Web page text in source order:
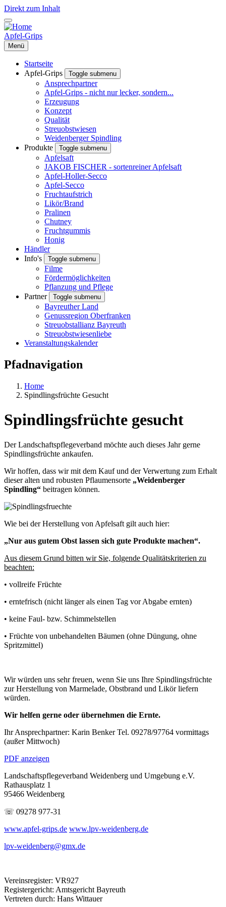
Direkt zum Inhalt
Apfel-Grips
Menü
Startseite
Apfel-Grips
Toggle submenu
Ansprechpartner
Apfel-Grips - nicht nur lecker, sondern...
Erzeugung
Konzept
Qualität
Streuobstwiesen
Weidenberger Spindling
Produkte
Toggle submenu
Apfelsaft
JAKOB FISCHER - sortenreiner Apfelsaft
Apfel-Holler-Secco
Apfel-Secco
Fruchtaufstrich
Likör/Brand
Pralinen
Chutney
Fruchtgummis
Honig
Händler
Info's
Toggle submenu
Filme
Fördermöglichkeiten
Pflanzung und Pflege
Partner
Toggle submenu
Bayreuther Land
Genussregion Oberfranken
Streuobstallianz Bayreuth
Streuobstwiesenliebe
Veranstaltungskalender
Pfadnavigation
Home
Spindlingsfrüchte Gesucht
Spindlingsfrüchte gesucht
Der Landschaftspflegeverband möchte auch dieses Jahr gerne
Spindlingsfrüchte ankaufen.
Wir hoffen, dass wir mit dem Kauf und der Verwertung zum Erhalt
dieser alten und robusten Pflaumensorte „Weidenberger
Spindling“ beitragen können.
Wie bei der Herstellung von Apfelsaft gilt auch hier:
„Nur aus gutem Obst lassen sich gute Produkte machen“.
Aus diesem Grund bitten wir Sie, folgende Qualitätskriterien zu
beachten:
• vollreife Früchte
• erntefrisch (nicht länger als einen Tag vor Abgabe ernten)
• keine Faul- bzw. Schimmelstellen
• Früchte von unbehandelten Bäumen (ohne Düngung, ohne
Spritzmittel)
Wir würden uns sehr freuen, wenn Sie uns Ihre Spindlingsfrüchte
zur Herstellung von Marmelade, Obstbrand und Likör liefern
würden.
Wir helfen gerne oder übernehmen die Ernte.
Ihr Ansprechpartner: Karin Benker Tel. 09278/97764 vormittags
(außer Mittwoch)
PDF anzeigen
Landschaftspflegeverband Weidenberg und Umgebung e.V.
Rathausplatz 1
95466 Weidenberg
☏ 09278 977-31
www.apfel-grips.de www.lpv-weidenberg.de
lpv-weidenberg@gmx.de
Vereinsregister: VR927
Registergericht: Amtsgericht Bayreuth
Vertreten durch: Hans Wittauer